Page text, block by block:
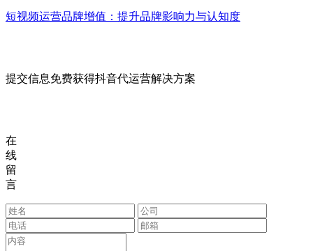
短视频运营品牌增值：提升品牌影响力与认知度
提交信息免费获得抖音代运营解决方案
在
线
留
言